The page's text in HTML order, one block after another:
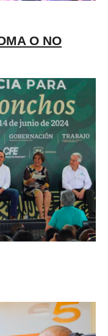
O NO